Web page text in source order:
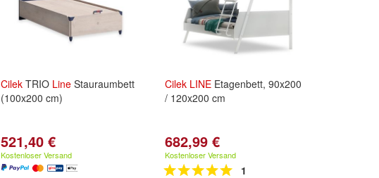
Cilek TRIO Line Stauraumbett
(100x200 cm)
521,40 €
Kostenloser Versand
Cilek LINE Etagenbett, 90x200
/ 120x200 cm
682,99 €
Kostenloser Versand
1